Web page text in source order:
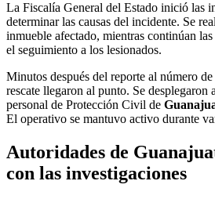
La Fiscalía General del Estado inició las
determinar las causas del incidente. Se
inmueble afectado, mientras continúan
el seguimiento a los lesionados.
Minutos después del reporte al número
rescate llegaron al punto. Se desplegaron
personal de Protección Civil de
El operativo se mantuvo activo durante
Autoridades de
con las investigaciones